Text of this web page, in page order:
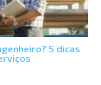
5 dicas